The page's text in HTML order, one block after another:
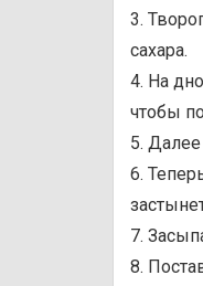
3.
сахара.
4. На
чтобы
5.
6.
7.
8.